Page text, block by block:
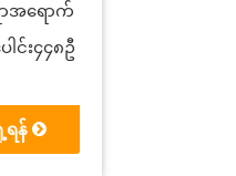
ာအရောက်
င်း၄၄၈ဦ
န်